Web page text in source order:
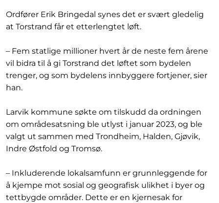
Ordfører Erik Bringedal synes det er svært gledelig
at Torstrand får et etterlengtet løft.
– Fem statlige millioner hvert år de neste fem årene
vil bidra til å gi Torstrand det løftet som bydelen
trenger, og som bydelens innbyggere fortjener, sier
han.
Larvik kommune søkte om tilskudd da ordningen
om områdesatsning ble utlyst i januar 2023, og ble
valgt ut sammen med Trondheim, Halden, Gjøvik,
Indre Østfold og Tromsø.
– Inkluderende lokalsamfunn er grunnleggende for
å kjempe mot sosial og geografisk ulikhet i byer og
tettbygde områder. Dette er en kjernesak for